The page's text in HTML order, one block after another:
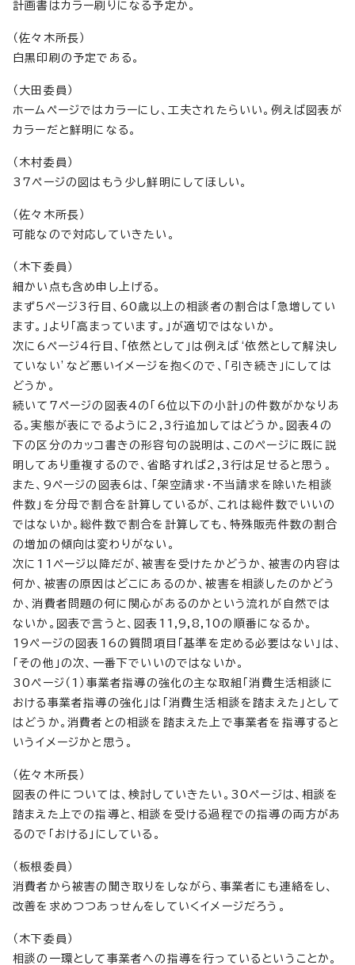
計画書はカラー刷りになる予定か。
（佐々木所長）
白黒印刷の予定である。
（大田委員）
ホームページではカラーにし、工夫されたらいい。例えば図表が
カラーだと鮮明になる。
（木村委員）
37ページの図はもう少し鮮明にしてほしい。
（佐々木所長）
可能なので対応していきたい。
（木下委員）
細かい点も含め申し上げる。
まず5ページ3行目、60歳以上の相談者の割合は「急増してい
ます。」より「高まっています。」が適切ではないか。
次に6ページ4行目、「依然として」は例えば‘依然として解決し
ていない’など悪いイメージを抱くので、「引き続き」にしては
どうか。
続いて7ページの図表4の「6位以下の小計」の件数がかなりあ
る。実態が表にでるように2,3行追加してはどうか。図表4の
下の区分のカッコ書きの形容句の説明は、このページに既に説
明してあり重複するので、省略すれば2,3行は足せると思う。
また、9ページの図表6は、「架空請求・不当請求を除いた相談
件数」を分母で割合を計算しているが、これは総件数でいいの
ではないか。総件数で割合を計算しても、特殊販売件数の割合
の増加の傾向は変わりがない。
次に11ページ以降だが、被害を受けたかどうか、被害の内容は
何か、被害の原因はどこにあるのか、被害を相談したのかどう
か、消費者問題の何に関心があるのかという流れが自然では
ないか。図表で言うと、図表11,9,8,10の順番になるか。
19ページの図表16の質問項目「基準を定める必要はない」は、
「その他」の次、一番下でいいのではないか。
30ページ（1）事業者指導の強化の主な取組「消費生活相談に
おける事業者指導の強化」は「消費生活相談を踏まえた」として
はどうか。消費者との相談を踏まえた上で事業者を指導すると
いうイメージかと思う。
（佐々木所長）
図表の件については、検討していきたい。30ページは、相談を
踏まえた上での指導と、相談を受ける過程での指導の両方があ
るので「おける」にしている。
（板根委員）
消費者から被害の聞き取りをしながら、事業者にも連絡をし、
改善を求めつつあっせんをしていくイメージだろう。
（木下委員）
相談の一環として事業者への指導を行っているということか。